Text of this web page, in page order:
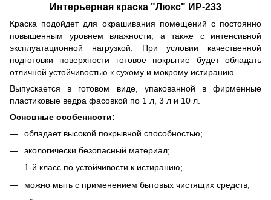
Интерьерная краска "Люкс" ИР-233
Краска подойдет для окрашивания помещений с постоянно
повышенным уровнем влажности, а также с интенсивной
эксплуатационной нагрузкой. При условии качественной
подготовки поверхности готовое покрытие будет обладать
отличной устойчивостью к сухому и мокрому истиранию.
Выпускается в готовом виде, упакованной в фирменные
пластиковые ведра фасовкой по 1 л, 3 л и 10 л.
Основные особенности:
обладает высокой покрывной способностью;
экологически безопасный материал;
1-й класс по устойчивости к истиранию;
можно мыть с применением бытовых чистящих средств;